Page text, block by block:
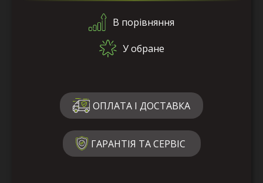
В порівняння
У обране
ОПЛАТА І ДОСТАВКА
ГАРАНТІЯ ТА СЕРВІС